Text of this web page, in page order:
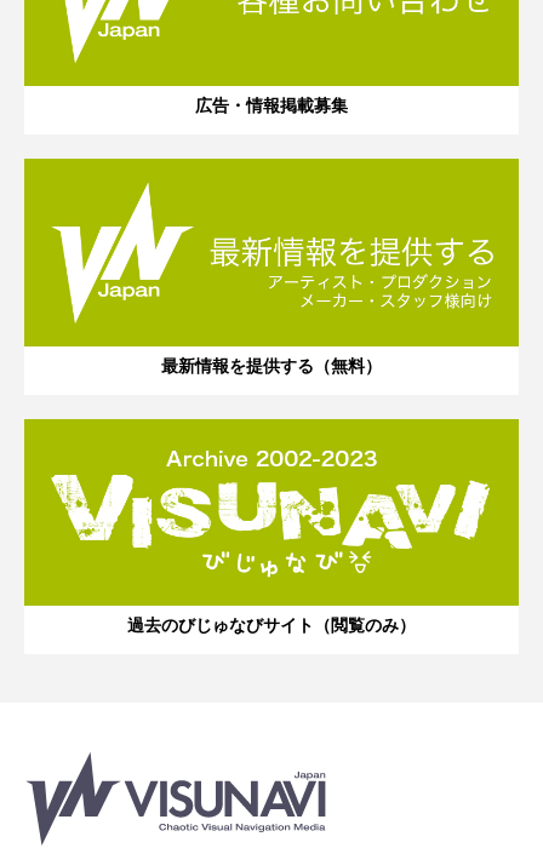
広告・情報掲載募集
最新情報を提供する（無料）
過去のびじゅなびサイト（閲覧のみ）